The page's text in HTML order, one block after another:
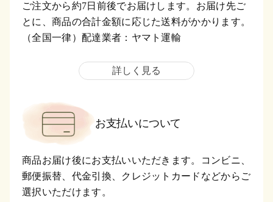
ご注文から約7日前後でお届けします。お届け先ご
とに、商品の合計金額に応じた送料がかかります。
（全国一律）配達業者：ヤマト運輸
詳しく見る
お支払いについて
商品お届け後にお支払いいただきます。コンビニ、
郵便振替、代金引換、クレジットカードなどからご
選択いただけます。